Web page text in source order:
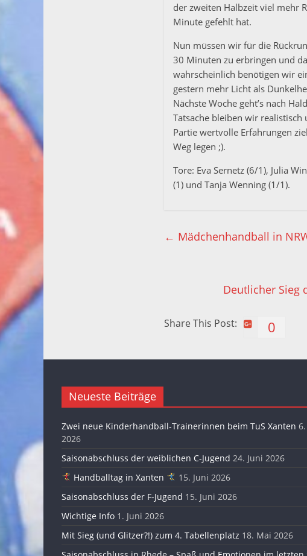
der zweiten Halbzeit viel mehr
Minute gefehlt hat.
Nun müssen wir für die
30 Minuten zu erbringen und
wahrscheinlich benötigen wir
gestern mehr Licht als
Nächste Woche geht’s nach
Tatsache bleiben wir
Partie wertvolle Erfahrungen
Weg legen ;).
Tore: Eva Sernetz (6/1), Julia
(1) und Tanja Wenning (1/1).
← Mädchenhandball in
Deutlicher Sieg
Share This Post: 0
Neueste Beiträge
Zwei neue Kinderhandball-Trainerinnen beim TuS Xanten
2026
Saisonabschluss der weiblichen C-Jugend 24. Juni 2026
Handballtag in Xanten
15. Juni 2026
Saisonabschluss der F-Jugend 15. Juni 2026
Wichtige Info 1. Juni 2026
Mit Sieg (und Glitzer?!) zum 4. Tabellenplatz 18. Mai 2026